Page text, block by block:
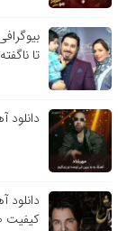
تا
دانلود
کیفیت ۳۲۰